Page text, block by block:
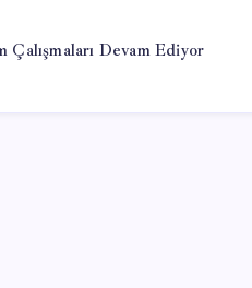
Çalışmaları Devam Ediyor